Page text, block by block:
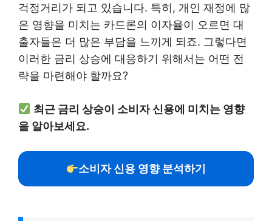
걱정거리가 되고 있습니다. 특히, 개인 재정에 많
은 영향을 미치는 카드론의 이자율이 오르면 대
출자들은 더 많은 부담을 느끼게 되죠. 그렇다면
이러한 금리 상승에 대응하기 위해서는 어떤 전
략을 마련해야 할까요?
최근 금리 상승이 소비자 신용에 미치는 영향
을 알아보세요.
소비자 신용 영향 분석하기